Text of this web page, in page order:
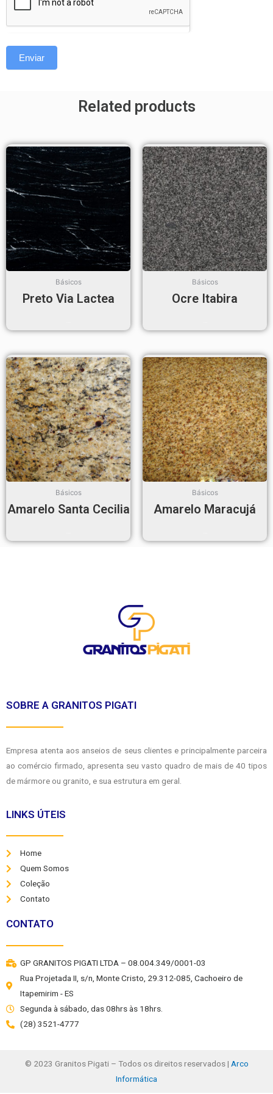
Enviar
Related products
Básicos
Preto Via Lactea
Básicos
Ocre Itabira
Básicos
Amarelo Santa Cecilia
Básicos
Amarelo Maracujá
SOBRE A GRANITOS PIGATI
Empresa atenta aos anseios de seus clientes e principalmente parceira
ao comércio firmado, apresenta seu vasto quadro de mais de 40 tipos
de mármore ou granito, e sua estrutura em geral.
LINKS ÚTEIS
Home
Quem Somos
Coleção
Contato
CONTATO
GP GRANITOS PIGATI LTDA – 08.004.349/0001-03
Rua Projetada II, s/n, Monte Cristo, 29.312-085, Cachoeiro de
Itapemirim - ES
Segunda à sábado, das 08hrs às 18hrs.
(28) 3521-4777
© 2023 Granitos Pigati – Todos os direitos reservados | Arco
Informática